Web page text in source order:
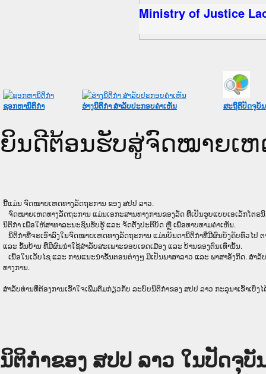
Ministry of Justice
ຊອກຫານິຕິກໍາ ຮ່າງນິຕິກໍາ ສໍາລັບປະກອບຄໍາເຫັນ ສະຖິຕິປັດຈຸບັ
ຍິນດີຕ້ອນຮັບສູ່ຈົດໝາຍເຫ
ນີ້ແມ່ນ ຈົດໝາຍເຫດທາງລັດຖະການ ຂອງ ສປປ ລາວ.
ຈົດໝາຍເຫດທາງລັດຖະການ ແມ່ນ​ເອ​ກະ​ສານ​ທາງ​ການ​ຂອງ​ລັດ ທີ່​ເປັນ​ຮູບ​ແບບ​ເອ​ເລັກ​ໂຕ​
ນິຕິກໍາ ເພື່ອໃຫ້​ສາ​ທາ​ລະ​ນະ​ຊົນ​ຮັບ​ຮູ້ ແລະ ຈັດ​ຕັ້ງ​ປະ​ຕິ​ບັດ ຫຼື ເພື່ອທາບທາມຄໍາເຫັນ.
ນິ​ຕິ​ກຳ​ທີ່​ຈະ​ເອົາ​ລົງ​ໃນ​ຈົດ​ໝາຍ​ເຫດ​ທາງ​ລັດ​ຖະ​ການ ​ແມ່ນ​ບັນ​ດາ​ນິ​ຕິ​ກຳ​ທີ່​ມີ​ຜົນ​ບັງ​ຄັບ​ທົ່ວ​ໄປ
ແລະ ຂັ້ນ​ບ້ານ ​ທີ່​ມີ​ຜົນ​ນຳ​ໃຊ້​ສຳ​ລັບ​ສະ​ເພາະ​ຂອບ​ເຂດ​ເມືອງ ແລະ ບ້ານ​ຂອງ​ຕົນ​ເທົ່າ​ນັ້ນ.
ເນື້ອໃນ​ເວັບ​ໄຊ​ ແລະ ການແນະນໍາຂັ້ນຕອນຕ່າງໆ ມີເປັນພາສາລາວ ແລະ ພາສາອັງກິດ. ສໍ
ທາງການ.
ສໍາລັບທ່ານທີ່ຕ້ອງການເຂົ້າໃຈເພີ່ມຕື່ມກ່ຽວກັບ ລະບົບນິຕິກຳຂອງ ສປປ ລາວ ກະລຸນາເຂົ້າເບີ່ງ
ນິຕິກຳຂອງ ສປປ ລາວ ໃນປັດຈຸ